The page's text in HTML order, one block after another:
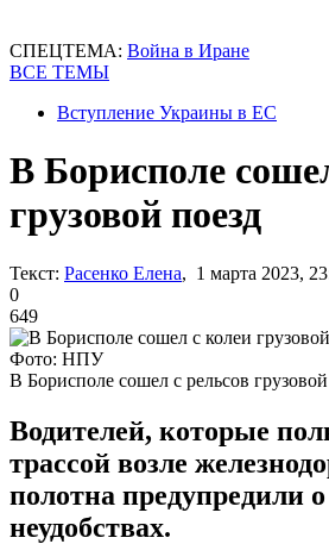
СПЕЦТЕМА: Война в Иране
ВСЕ ТЕМЫ
Вступление Украины в ЕС
В Борисполе
грузовой поезд
Текст: Расенко Елена, 1 марта 2023,
0
649
Фото: НПУ
В Борисполе сошел с рельсов
Водителей, которые
трассой возле
полотна предупредили
неудобствах.